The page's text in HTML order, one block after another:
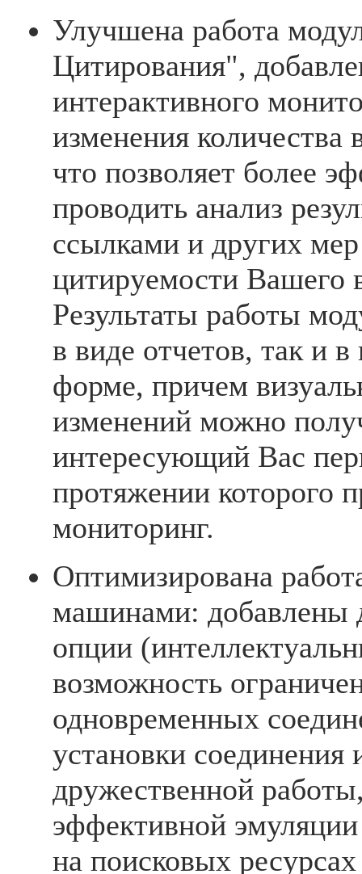
Улучшена работа
Цитирования",
интерактивного
изменения
что позволяет более
проводить анализ
ссылками и других
цитируемости Вашего
Результаты работы
в виде отчетов, так и
форме, причем
изменений можно
интересующий Вас
протяжении которого
мониторинг.
Оптимизирована
машинами: добавлены
опции
возможность
одновременных
установки соединения
дружественной
эффективной
на поисковых